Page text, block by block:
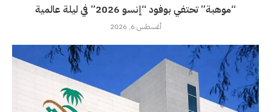
“موهبة” تحتفي بوفود “إنسو 2026” في ليلة عالمية
أغسطس 6, 2026